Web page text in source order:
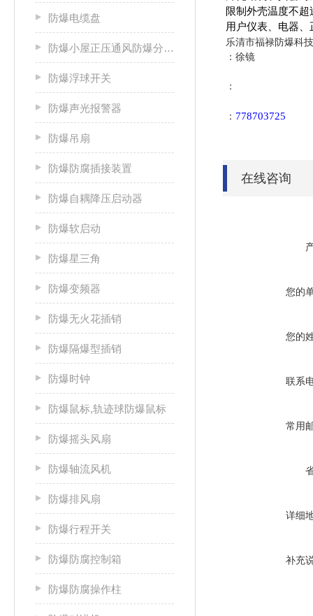
防爆电缆盘
防爆小屋正压通风防爆分析小屋
防爆浮球开关
防爆声光报警器
防爆吊扇
防爆防腐插接装置
防爆自耦降压启动器
防爆软启动
防爆星三角
防爆变频器
防爆无火花插销
防爆隔爆型插销
防爆时钟
防爆鼠标,轨迹球防爆鼠标
防爆摇头风扇
防爆轴流风机
防爆排风扇
防爆行程开关
防爆防腐控制箱
防爆防腐操作柱
限制外壳温度不
用户仪表、电器
乐清市福禄防爆科
：徐镜
：
： 778703725
在线咨询
您的
您的
联系
常用
详细
补充